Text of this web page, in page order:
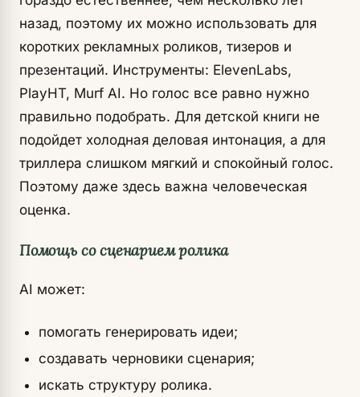
назад, поэтому их можно использовать для
коротких рекламных роликов, тизеров и
презентаций. Инструменты: ElevenLabs,
PlayHT, Murf AI. Но голос все равно нужно
правильно подобрать. Для детской книги не
подойдет холодная деловая интонация, а для
триллера слишком мягкий и спокойный голос.
Поэтому даже здесь важна человеческая
оценка.
Помощь со сценарием ролика
AI может:
помогать генерировать идеи;
создавать черновики сценария;
искать структуру ролика.